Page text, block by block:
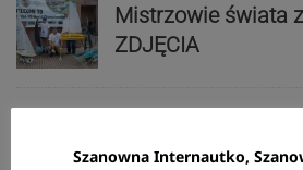
Mistrzowie świata
ZDJĘCIA
Szanowna Internautko,